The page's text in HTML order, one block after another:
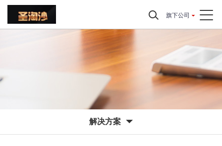
旗下公司
解决方案